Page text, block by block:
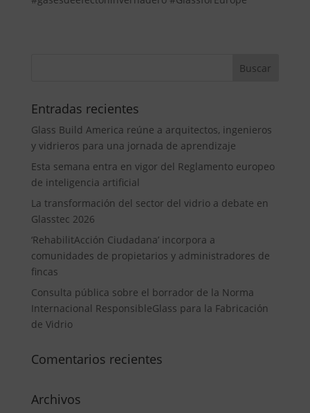
Entradas recientes
Glass Build America reúne a arquitectos, ingenieros
y vidrieros para una jornada de aprendizaje
Esta semana entra en vigor del Reglamento europeo
de inteligencia artificial
La transformación del sector del vidrio a debate en
Glasstec 2026
‘RehabilitAcción Ciudadana’ incorpora a
comunidades de propietarios y administradores de
fincas
Consulta pública sobre el borrador de la Norma
Internacional ResponsibleGlass para la Fabricación
de Vidrio
Comentarios recientes
Archivos